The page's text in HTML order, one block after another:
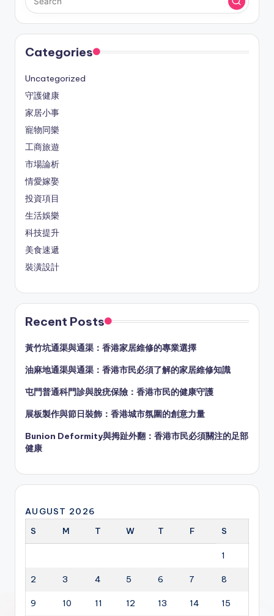
Categories
Uncategorized
守護健康
家居小事
寵物同樂
工商旅遊
市場論析
情愛嫁娶
投資項目
生活娛樂
科技提升
美食速遞
裝潢設計
Recent Posts
黃竹坑通渠與通渠：香港家居維修的專業選擇
油麻地通渠與通渠：香港市民必須了解的家居維修知識
屯門普通科門診與脫疣保險：香港市民的健康守護
展板製作與節日裝飾：香港城市氛圍的創意力量
Bunion Deformity與拇趾外翻：香港市民必須關注的足部
健康
AUGUST 2026
S
M T W T F S
1
2 3 4 5 6 7 8
9 10 11 12 13 14 15